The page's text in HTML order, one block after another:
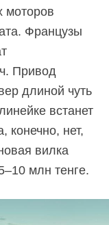
моторов
Французы
Привод
длиной чуть
встанет
конечно, нет,
вилка
млн тенге.